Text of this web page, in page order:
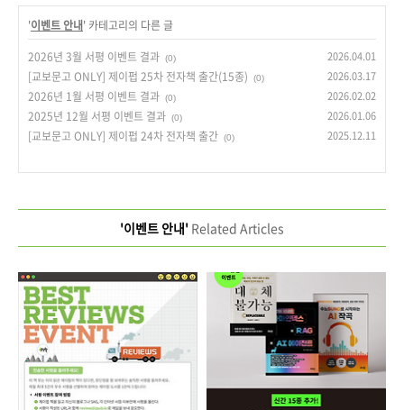
'이벤트 안내' 카테고리의 다른 글
2026년 3월 서평 이벤트 결과 (0) 2026.04.01
[교보문고 ONLY] 제이펍 25차 전자책 출간(15종) (0) 2026.03.17
2026년 1월 서평 이벤트 결과 (0) 2026.02.02
2025년 12월 서평 이벤트 결과 (0) 2026.01.06
[교보문고 ONLY] 제이펍 24차 전자책 출간 (0) 2025.12.11
'이벤트 안내' Related Articles